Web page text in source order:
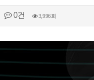
0건 3,996회